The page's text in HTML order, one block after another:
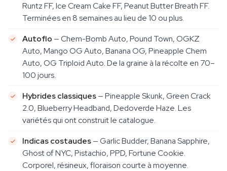
Runtz FF, Ice Cream Cake FF, Peanut Butter Breath FF.
Terminées en 8 semaines au lieu de 10 ou plus.
Autoflo — Chem-Bomb Auto, Pound Town, OGKZ
Auto, Mango OG Auto, Banana OG, Pineapple Chem
Auto, OG Triploid Auto. De la graine à la récolte en 70–
100 jours.
Hybrides classiques— Pineapple Skunk, Green Crack
2.0, Blueberry Headband, Dedoverde Haze. Les
variétés qui ont construit le catalogue.
Indicas costaudes— Garlic Budder, Banana Sapphire,
Ghost of NYC, Pistachio, PPD, Fortune Cookie.
Corporel, résineux, floraison courte à moyenne.